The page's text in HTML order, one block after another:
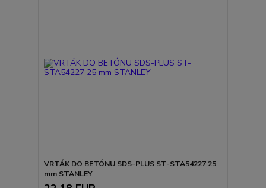
VRTÁK DO BETÓNU SDS-PLUS ST-STA54227 25
mm STANLEY